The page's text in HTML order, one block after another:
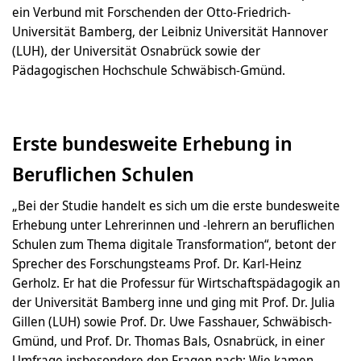
ein Verbund mit Forschenden der Otto-Friedrich-
Universität Bamberg, der Leibniz Universität Hannover
(LUH), der Universität Osnabrück sowie der
Pädagogischen Hochschule Schwäbisch-Gmünd.
Erste bundesweite Erhebung in
Beruflichen Schulen
„Bei der Studie handelt es sich um die erste bundesweite
Erhebung unter Lehrerinnen und -lehrern an beruflichen
Schulen zum Thema digitale Transformation“, betont der
Sprecher des Forschungsteams Prof. Dr. Karl-Heinz
Gerholz. Er hat die Professur für Wirtschaftspädagogik an
der Universität Bamberg inne und ging mit Prof. Dr. Julia
Gillen (LUH) sowie Prof. Dr. Uwe Fasshauer, Schwäbisch-
Gmünd, und Prof. Dr. Thomas Bals, Osnabrück, in einer